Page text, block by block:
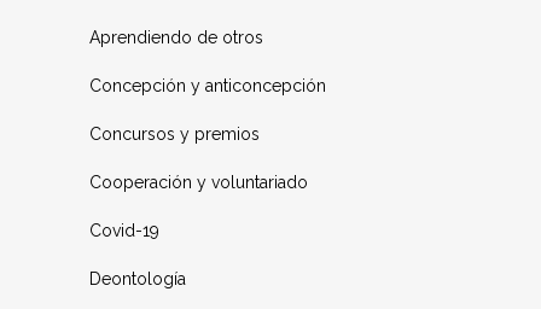
Aprendiendo de otros
Concepción y anticoncepción
Concursos y premios
Cooperación y voluntariado
Covid-19
Deontología